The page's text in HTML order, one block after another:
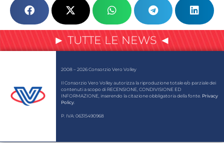
► TUTTE LE NEWS ◄
2008 – 2026 Consorzio Vero Volley
Il Consorzio Vero Volley autorizza la riproduzione totale e/o parziale dei
contenuti a scopo di RECENSIONE, CONDIVISIONE ED
INFORMAZIONE, inserendo la citazione obbligatoria della fonte. Privacy
Policy
P. IVA: 06315490968